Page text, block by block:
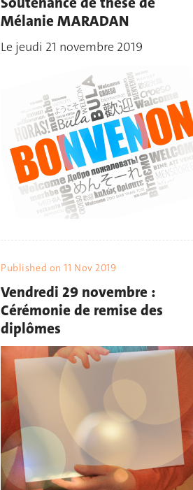
Mélanie MARADAN
Le jeudi 21 novembre 2019
Published on11 Nov 2019
Vendredi 29 novembre :
Cérémonie de remise des
diplômes